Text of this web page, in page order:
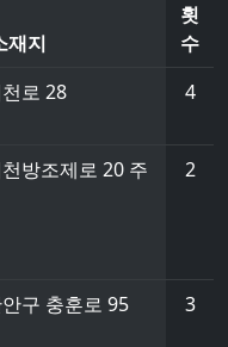
재지
횟
수
로 28 4
방조제로 20 주
2
구 충훈로 95 3